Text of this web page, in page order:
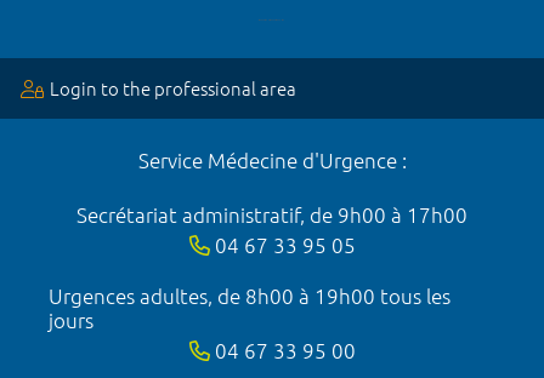
Login to the professional area
Service Médecine d'Urgence :
Secrétariat administratif, de 9h00 à 17h00
04 67 33 95 05
Urgences adultes, de 8h00 à 19h00 tous les
jours
04 67 33 95 00